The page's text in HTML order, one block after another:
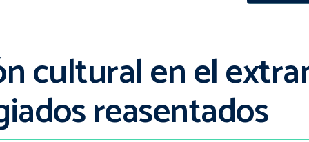
cultural en el
reasentados